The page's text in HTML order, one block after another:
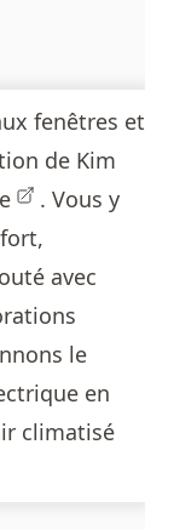
fenêtres et
de Kim
. Vous y
avec
le
en
climatisé